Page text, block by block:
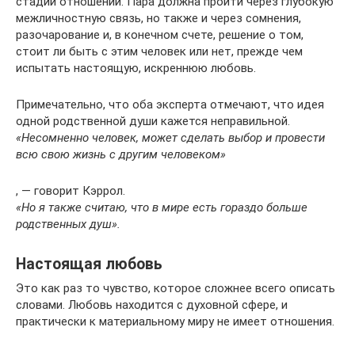
межличностную связь, но также и через сомнения,
разочарование и, в конечном счете, решение о том,
стоит ли быть с этим человек или нет, прежде чем
испытать настоящую, искреннюю любовь.
Примечательно, что оба эксперта отмечают, что идея
одной родственной души кажется неправильной.
«Несомненно человек, может сделать выбор и провести
всю свою жизнь с другим человеком»
, — говорит Кэррол.
«Но я также считаю, что в мире есть гораздо больше
родственных душ».
Настоящая любовь
Это как раз то чувство, которое сложнее всего описать
словами. Любовь находится с духовной сфере, и
практически к материальному миру не имеет отношения.